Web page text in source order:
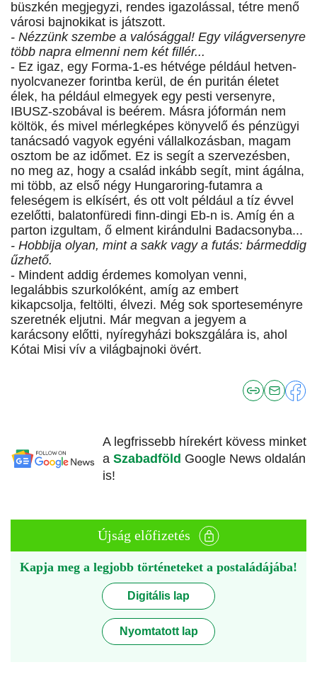
büszkén megjegyzi, rendes igazolással, tétre menő
városi bajnokikat is játszott.
- Nézzünk szembe a valósággal! Egy világversenyre
több napra elmenni nem két fillér...
- Ez igaz, egy Forma-1-es hétvége például hetven-
nyolcvanezer forintba kerül, de én puritán életet
élek, ha például elmegyek egy pesti versenyre,
IBUSZ-szobával is beérem. Másra jóformán nem
költök, és mivel mérlegképes könyvelő és pénzügyi
tanácsadó vagyok egyéni vállalkozásban, magam
osztom be az időmet. Ez is segít a szervezésben,
no meg az, hogy a család inkább segít, mint ágálna,
mi több, az első négy Hungaroring-futamra a
feleségem is elkísért, és ott volt például a tíz évvel
ezelőtti, balatonfüredi finn-dingi Eb-n is. Amíg én a
parton izgultam, ő elment kirándulni Badacsonyba...
- Hobbija olyan, mint a sakk vagy a futás: bármeddig
űzhető.
- Mindent addig érdemes komolyan venni,
legalábbis szurkolóként, amíg az embert
kikapcsolja, feltölti, élvezi. Még sok sporteseményre
szeretnék eljutni. Már megvan a jegyem a
karácsony előtti, nyíregyházi bokszgálára is, ahol
Kótai Misi vív a világbajnoki övért.
A legfrissebb hírekért kövess minket
a Szabadföld Google News oldalán
is!
Újság előfizetés
Kapja meg a legjobb történeteket a postaládájába!
Digitális lap
Nyomtatott lap